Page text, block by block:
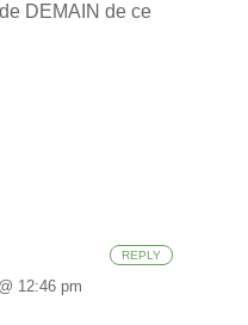
DEMAIN de ce
12:46 pm
REPLY